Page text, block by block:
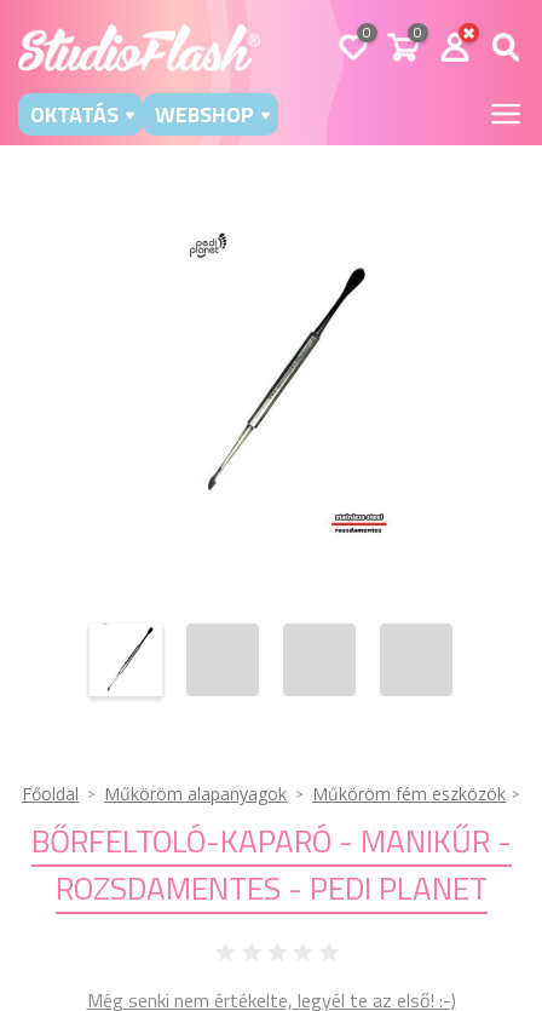
0 0
OKTATÁS WEBSHOP
Főoldal Műköröm alapanyagok Műköröm fém eszközök
BŐRFELTOLÓ-KAPARÓ - MANIKŰR -
ROZSDAMENTES - PEDI PLANET
Még senki nem értékelte, legyél te az első! :-)